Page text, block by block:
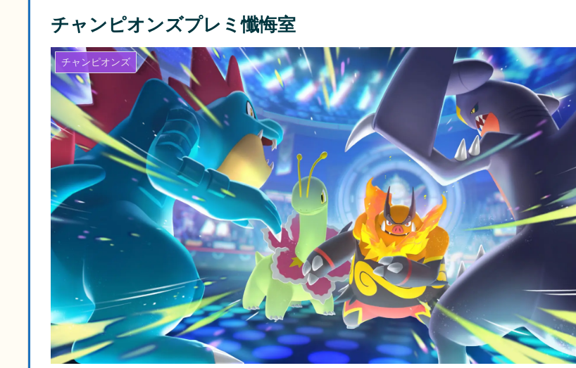
チャンピオンズプレミ懺悔室
チャンピオンズ